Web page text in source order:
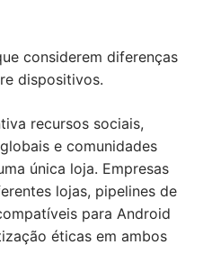
considerem diferenças
dispositivos.
recursos sociais,
e comunidades
única loja. Empresas
lojas, pipelines de
para Android
éticas em ambos